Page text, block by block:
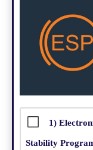
1)
Stability